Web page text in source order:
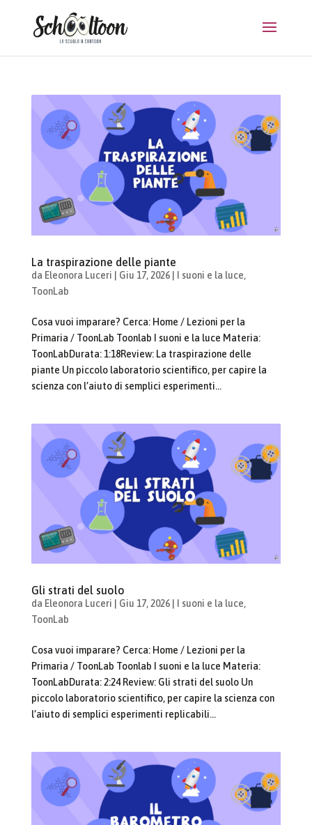
La traspirazione delle piante
da Eleonora Luceri | Giu 17, 2026| I suoni e la luce,
ToonLab
Cosa vuoi imparare? Cerca: Home / Lezioni per la
Primaria / ToonLab Toonlab I suoni e la luce Materia:
ToonLabDurata: 1:18Review: La traspirazione delle
piante Un piccolo laboratorio scientifico, per capire la
scienza con l’aiuto di semplici esperimenti...
Gli strati del suolo
da Eleonora Luceri Giu 17, 2026| I suoni e la luce,
ToonLab
Cosa vuoi imparare? Cerca: Home / Lezioni per la
Primaria / ToonLab Toonlab I suoni e la luce Materia:
ToonLabDurata: 2:24 Review: Gli strati del suolo Un
piccolo laboratorio scientifico, per capire la scienza con
l’aiuto di semplici esperimenti replicabili...